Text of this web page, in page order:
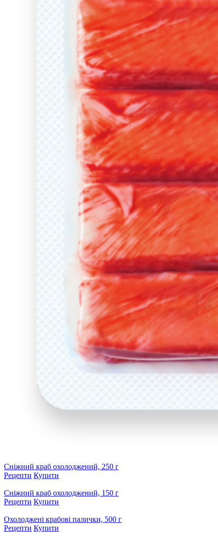
Сніжний краб охолоджений, 250 г
Рецепти Купити
Сніжний краб охолоджений, 150 г
Рецепти Купити
Охолоджені крабові палички, 500 г
Рецепти Купити